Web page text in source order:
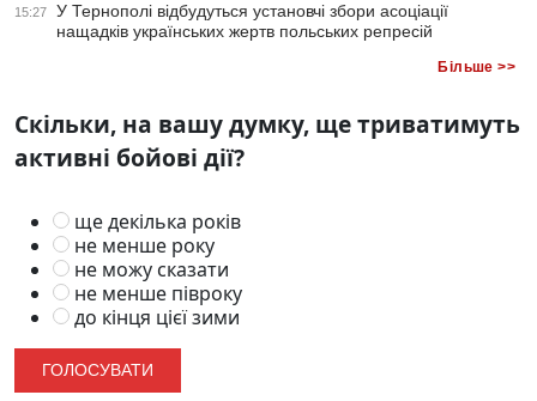
15:27
У Тернополі відбудуться установчі збори асоціації
нащадків українських жертв польських репресій
Більше >>
Скільки, на вашу думку, ще триватимуть
активні бойові дії?
ще декілька років
не менше року
не можу сказати
не менше півроку
до кінця цієї зими